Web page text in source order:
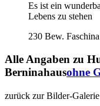
Es ist ein
Lebens zu stehen
230 Bew. Faschina
Alle Angaben zu
Berninahausohne
zurück zur Bilder-Galerie